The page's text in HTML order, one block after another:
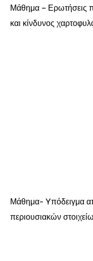
Μάθημα – Ερωτήσεις
και κίνδυνος
Μάθημα- Yπόδειγμα
περιουσιακών